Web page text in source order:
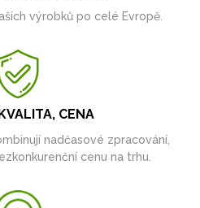
výrobků po celé Evropě.
CENA
nadčasové zpracování,
cenu na trhu.